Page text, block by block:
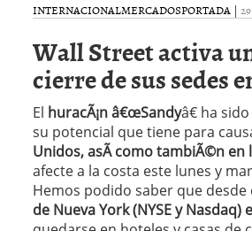
cómo
cambiando
gestión
del
ahorro
en
España
05/08/2026
Seguros de
descubren cuando
INTERNACIONALMERCADOSPORTADA |
Wall Street activa
cierre de sus sedes
El huracÃ¡n â€œSandyâ€ ha
su potencial que tiene para
Unidos, asÃ­ como tambiÃ©n
afecte a la costa este lunes y
Hemos podido saber que desde
de Nueva York (NYSE y